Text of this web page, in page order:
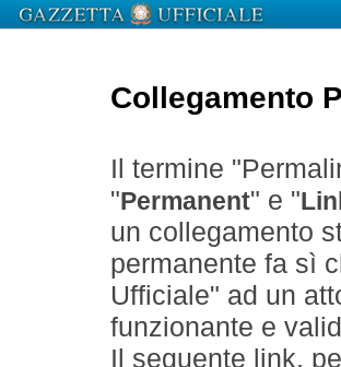
Collegamento
Il termine
" Permanent" e "
un collegamento
permanente fa sì
Ufficiale" ad un
funzionante e
Il seguente link,